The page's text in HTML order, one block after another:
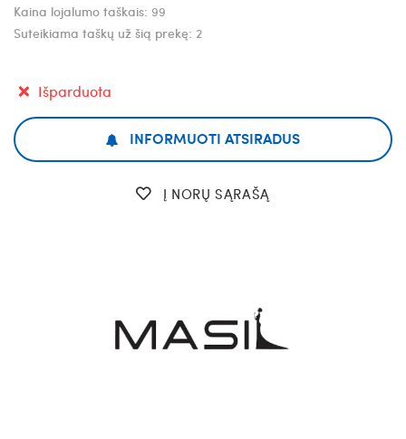
Kaina lojalumo taškais: 99
Suteikiama taškų už šią prekę: 2
Išparduota
INFORMUOTI ATSIRADUS
Į NORŲ SĄRAŠĄ